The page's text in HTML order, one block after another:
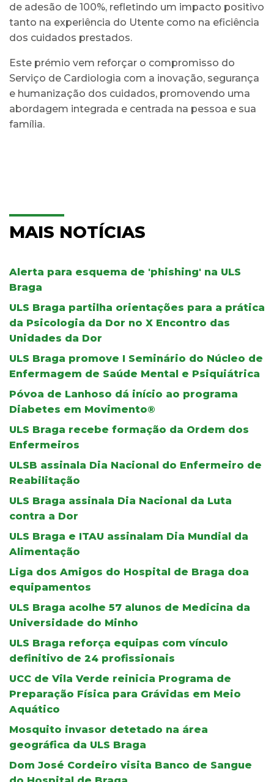
de adesão de 100%, refletindo um impacto positivo
tanto na experiência do Utente como na eficiência
dos cuidados prestados.
Este prémio vem reforçar o compromisso do
Serviço de Cardiologia com a inovação, segurança
e humanização dos cuidados, promovendo uma
abordagem integrada e centrada na pessoa e sua
família.
MAIS NOTÍCIAS
Alerta para esquema de 'phishing' na ULS
Braga
ULS Braga partilha orientações para a prática
da Psicologia da Dor no X Encontro das
Unidades da Dor
ULS Braga promove I Seminário do Núcleo de
Enfermagem de Saúde Mental e Psiquiátrica
Póvoa de Lanhoso dá início ao programa
Diabetes em Movimento®
ULS Braga recebe formação da Ordem dos
Enfermeiros
ULSB assinala Dia Nacional do Enfermeiro de
Reabilitação
ULS Braga assinala Dia Nacional da Luta
contra a Dor
ULS Braga e ITAU assinalam Dia Mundial da
Alimentação
Liga dos Amigos do Hospital de Braga doa
equipamentos
ULS Braga acolhe 57 alunos de Medicina da
Universidade do Minho
ULS Braga reforça equipas com vínculo
definitivo de 24 profissionais
UCC de Vila Verde reinicia Programa de
Preparação Física para Grávidas em Meio
Aquático
Mosquito invasor detetado na área
geográfica da ULS Braga
Dom José Cordeiro visita Banco de Sangue